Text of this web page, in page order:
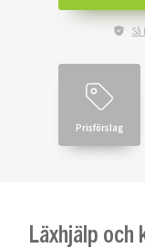
Så
Prisförslag
Läxhjälp